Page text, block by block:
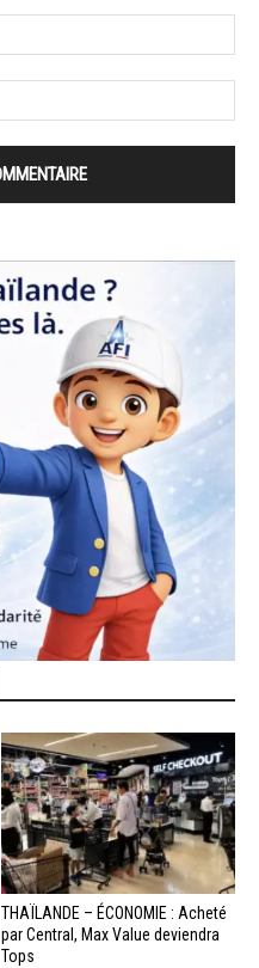
THAÏLANDE – ÉCONOMIE : Acheté
par Central, Max Value deviendra
Tops